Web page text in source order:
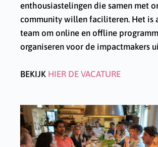
enthousiastelingen die samen met
community willen faciliteren. Het is
team om online en offline
organiseren voor de impactmakers
BEKIJK HIER DE VACATURE